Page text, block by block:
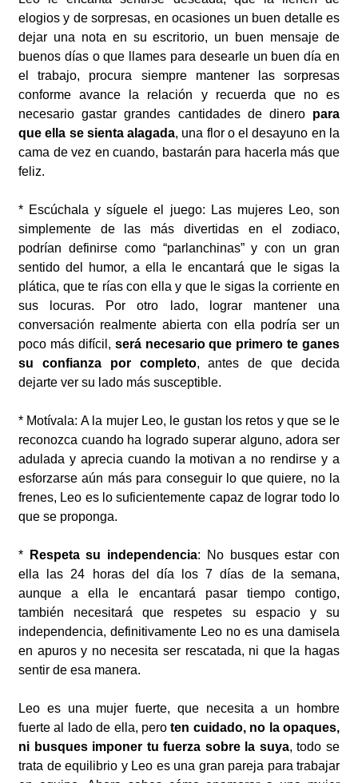
elogios y de sorpresas, en ocasiones un buen detalle es
dejar una nota en su escritorio, un buen mensaje de
buenos días o que llames para desearle un buen día en
el trabajo, procura siempre mantener las sorpresas
conforme avance la relación y recuerda que no es
necesario gastar grandes cantidades de dinero para
que ella se sienta alagada, una flor o el desayuno en la
cama de vez en cuando, bastarán para hacerla más que
feliz.
* Escúchala y síguele el juego: Las mujeres Leo, son
simplemente de las más divertidas en el zodiaco,
podrían definirse como “parlanchinas” y con un gran
sentido del humor, a ella le encantará que le sigas la
plática, que te rías con ella y que le sigas la corriente en
sus locuras. Por otro lado, lograr mantener una
conversación realmente abierta con ella podría ser un
poco más difícil, será necesario que primero te ganes
su confianza por completo, antes de que decida
dejarte ver su lado más susceptible.
* Motívala: A la mujer Leo, le gustan los retos y que se le
reconozca cuando ha logrado superar alguno, adora ser
adulada y aprecia cuando la motivan a no rendirse y a
esforzarse aún más para conseguir lo que quiere, no la
frenes, Leo es lo suficientemente capaz de lograr todo lo
que se proponga.
* Respeta su independencia: No busques estar con
ella las 24 horas del día los 7 días de la semana,
aunque a ella le encantará pasar tiempo contigo,
también necesitará que respetes su espacio y su
independencia, definitivamente Leo no es una damisela
en apuros y no necesita ser rescatada, ni que la hagas
sentir de esa manera.
Leo es una mujer fuerte, que necesita a un hombre
fuerte al lado de ella, pero ten cuidado, no la opaques,
ni busques imponer tu fuerza sobre la suya, todo se
trata de equilibrio y Leo es una gran pareja para trabajar